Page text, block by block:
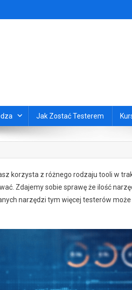
Jak Zostać Testerem
korzysta z różnego rodzaju tooli w
Zdajemy sobie sprawę że ilość
narzędzi tym więcej testerów